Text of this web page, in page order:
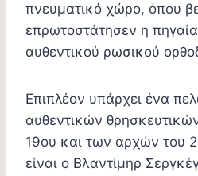
πνευματικό χώρο, όπου
επρωτοστάτησεν η
αυθεντικού ρωσικού
Επιπλέον υπάρχει ένα
αυθεντικών
19ου και των αρχών του
είναι ο Βλαντίμηρ